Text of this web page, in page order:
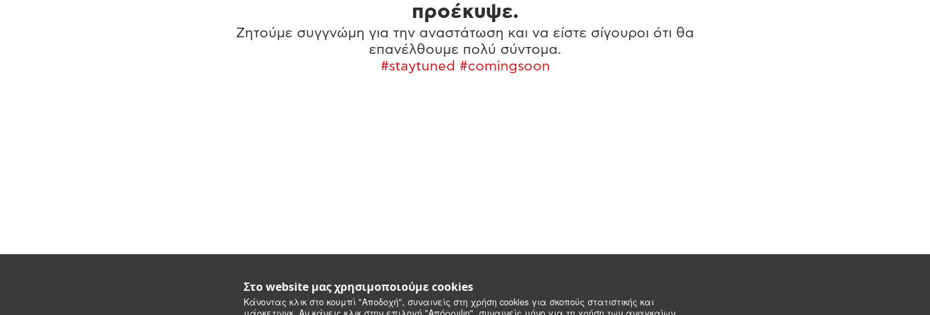
Στο website μας χρησιμοποιούμε cookies
Κάνοντας κλικ στο κουμπί "Αποδοχή", συναινείς στη χρήση cookies για σκοπούς στατιστικής και
προέκυψε.
Ζητούμε συγγνώμη για την αναστάτωση και να είστε σίγουροι ότι θα
επανέλθουμε πολύ σύντομα.
#staytuned #comingsoon